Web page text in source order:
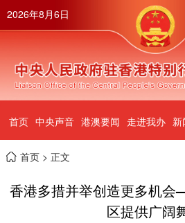
2026年8月6日
首页 中央声音 港澳要闻 走进我办
首页> 正文
香港多措并举创造更多机
区提供广阔